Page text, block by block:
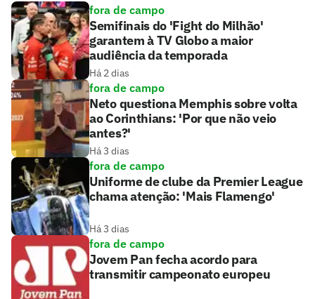
fora de campo
Semifinais do 'Fight do Milhão'
garantem à TV Globo a maior
audiência da temporada
Há 2 dias
fora de campo
Neto questiona Memphis sobre volta
ao Corinthians: 'Por que não veio
antes?'
Há 3 dias
fora de campo
Uniforme de clube da Premier League
chama atenção: 'Mais Flamengo'
Há 3 dias
fora de campo
Jovem Pan fecha acordo para
transmitir campeonato europeu